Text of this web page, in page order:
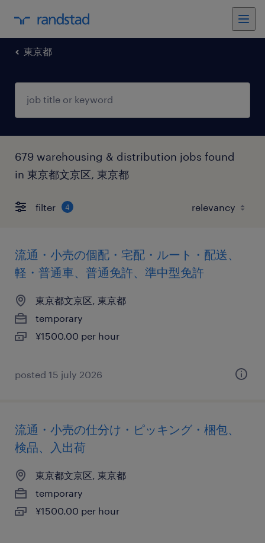
東京都
679 warehousing & distribution jobs found
in 東京都文京区, 東京都
filter 4
流通・小売の個配・宅配・ルート・配送、
軽・普通車、普通免許、準中型免許
東京都文京区, 東京都
temporary
¥1500.00 per hour
posted 15 july 2026
流通・小売の仕分け・ピッキング・梱包、
検品、入出荷
東京都文京区, 東京都
temporary
¥1500.00 per hour